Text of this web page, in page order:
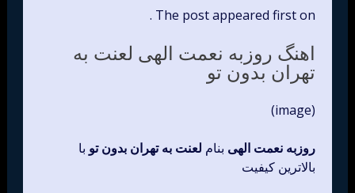
The post appeared first on .
اهنگ روزبه نعمت الهی لعنت به
تهران بدون تو
(image)
روزبه نعمت الهی بنام لعنت به تهران بدون تو با
بالاترین کیفیت